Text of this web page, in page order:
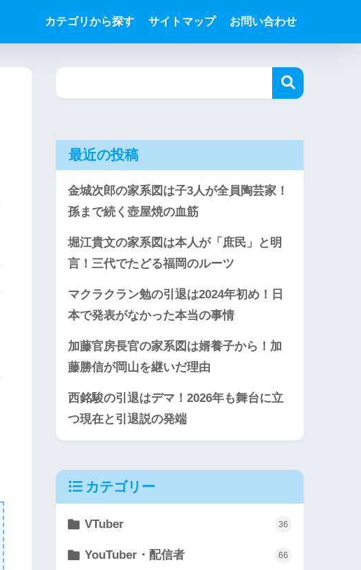
カテゴリから探す サイトマップ お問い合わせ
最近の投稿
金城次郎の家系図は子3人が全員陶芸家！
孫まで続く壺屋焼の血筋
堀江貴文の家系図は本人が「庶民」と明
言！三代でたどる福岡のルーツ
マクラクラン勉の引退は2024年初め！日
本で発表がなかった本当の事情
加藤官房長官の家系図は婿養子から！加
藤勝信が岡山を継いだ理由
西銘駿の引退はデマ！2026年も舞台に立
つ現在と引退説の発端
カテゴリー
VTuber 36
YouTuber・配信者 66